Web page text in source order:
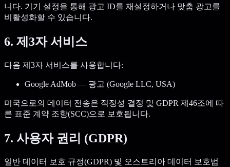
니다. 기기 설정을 통해 광고 ID를 재설정하거나 맞춤 광고를
비활성화할 수 있습니다.
6. 제3자 서비스
다음 제3자 서비스를 사용합니다:
Google AdMob — 광고 (Google LLC, USA)
미국으로의 데이터 전송은 적정성 결정 및 GDPR 제46조에 따
른 표준 계약 조항(SCC)으로 보호됩니다.
7. 사용자 권리 (GDPR)
일반 데이터 보호 규정(GDPR) 및 오스트리아 데이터 보호법